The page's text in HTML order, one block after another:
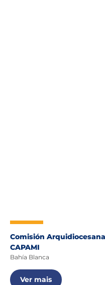
Comisión
CAPAMI
Bahía Blanca
Ver mais